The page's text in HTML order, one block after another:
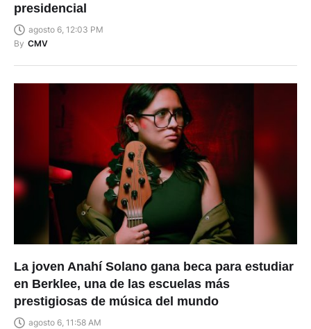
presidencial
agosto 6, 12:03 PM
By CMV
La joven Anahí Solano gana beca para estudiar
en Berklee, una de las escuelas más
prestigiosas de música del mundo
agosto 6, 11:58 AM